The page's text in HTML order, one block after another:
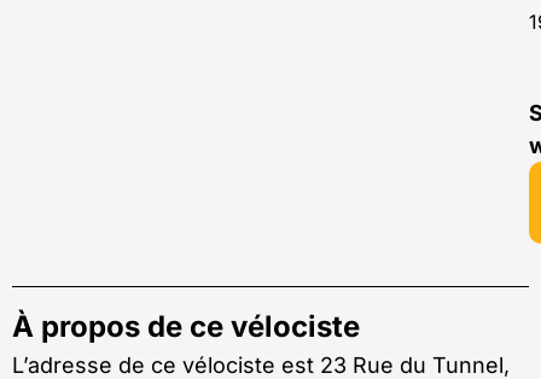
À propos de ce vélociste
L’adresse de ce vélociste est 23 Rue du Tunnel,